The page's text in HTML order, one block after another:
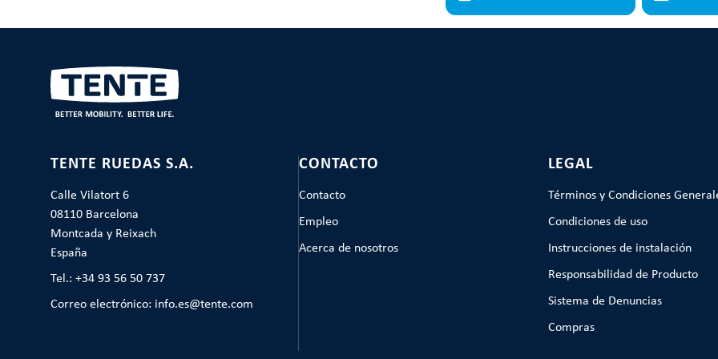
TENTE RUEDAS S.A.
Calle Vilatort 6
08110 Barcelona
Montcada y Reixach
España
Tel.: +34 93 56 50 737
Correo electrónico: info.es@tente.com
CONTACTO
Contacto
Empleo
Acerca de nosotros
LEGAL
Términos y Condiciones
Condiciones de uso
Instrucciones de instalación
Responsabilidad de Producto
Sistema de Denuncias
Compras